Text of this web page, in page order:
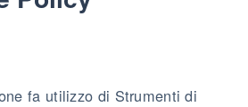
fa utilizzo di Strumenti di